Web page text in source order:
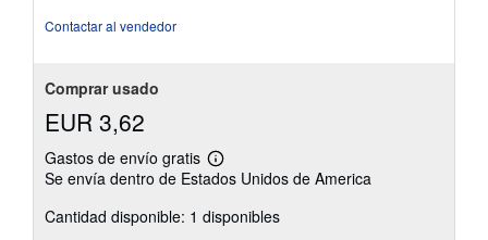
Contactar al vendedor
Comprar usado
EUR 3,62
Gastos de envío gratis
Más
información
las
tarifas
Se envía dentro de Estados Unidos de America
Cantidad disponible: 1 disponibles